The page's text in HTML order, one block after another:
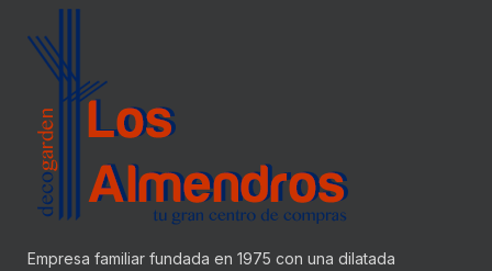
Empresa familiar fundada en 1975 con una dilatada